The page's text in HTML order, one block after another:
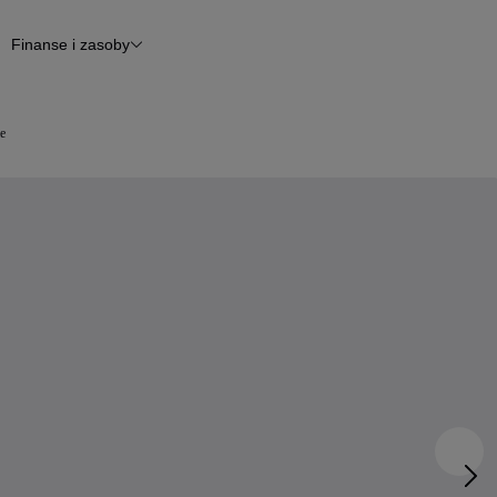
Finanse i zasoby